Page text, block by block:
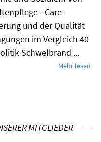
- Care-
und der Qualität
im Vergleich 40
Schwelbrand ...
Mehr lesen
MITGLIEDER